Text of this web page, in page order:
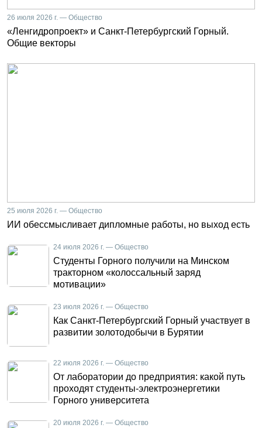
26 июля 2026 г. — Общество
«Ленгидропроект» и Санкт-Петербургский Горный.
Общие векторы
25 июля 2026 г. — Общество
ИИ обессмысливает дипломные работы, но выход есть
24 июля 2026 г. — Общество
Студенты Горного получили на Минском
тракторном «колоссальный заряд
мотивации»
23 июля 2026 г. — Общество
Как Санкт-Петербургский Горный участвует в
развитии золотодобычи в Бурятии
22 июля 2026 г. — Общество
От лаборатории до предприятия: какой путь
проходят студенты-электроэнергетики
Горного университета
20 июля 2026 г. — Общество